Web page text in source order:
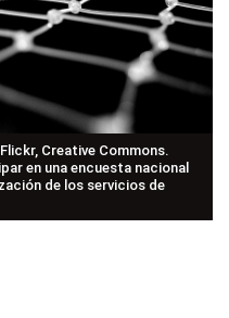
Creative Commons.
en una encuesta nacional
de los servicios de